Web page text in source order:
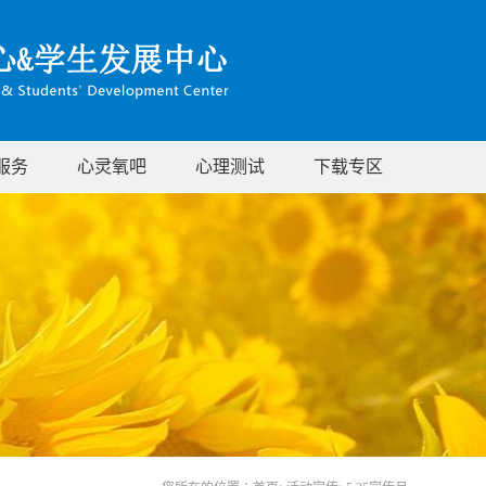
务 心灵氧吧 心理测试 下载专区